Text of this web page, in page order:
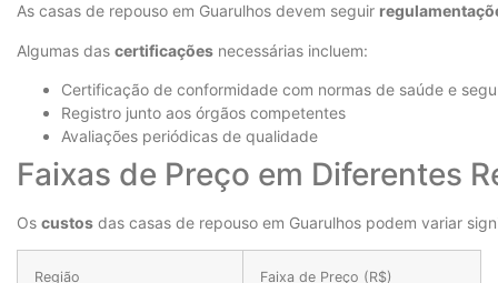
As casas de repouso em Guarulhos devem seguir
Algumas das certificações necessárias incluem:
Certificação de conformidade com normas de saúde e
Registro junto aos órgãos competentes
Avaliações periódicas de qualidade
Faixas de Preço em Diferentes
Os custos das casas de repouso em Guarulhos podem variar
Região Faixa de Preço (R$)